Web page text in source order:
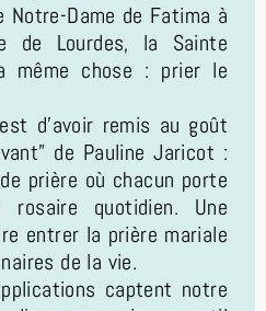
Notre-Dame de Fatima à
de Lourdes, la Sainte
même chose : prier le
d’avoir remis au goût
de Pauline Jaricot :
prière où chacun porte
quotidien. Une
entrer la prière mariale
de la vie.
captent notre